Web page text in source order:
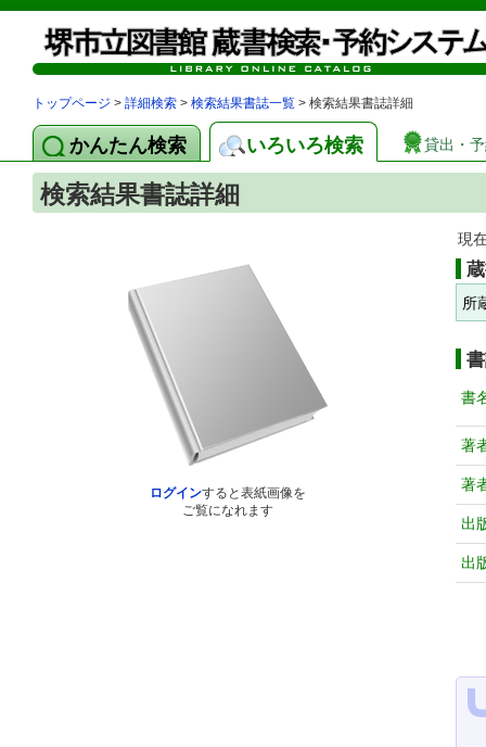
トップページ > 詳細検索 > 検索結果書誌一覧 > 検索結果書誌詳細
かんたん検索 いろいろ検索 貸出・
検索結果書誌詳細
ログインすると表紙画像を
ご覧になれます
現
所
書
著
著
出
出